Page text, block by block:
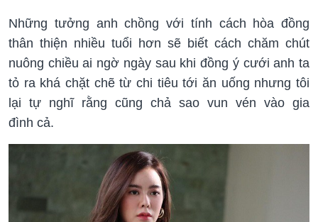
Những tưởng anh chồng với tính cách hòa đồng
thân thiện nhiều tuổi hơn sẽ biết cách chăm chút
nuông chiều ai ngờ ngày sau khi đồng ý cưới anh ta
tỏ ra khá chặt chẽ từ chi tiêu tới ăn uống nhưng tôi
lại tự nghĩ rằng cũng chả sao vun vén vào gia
đình cả.